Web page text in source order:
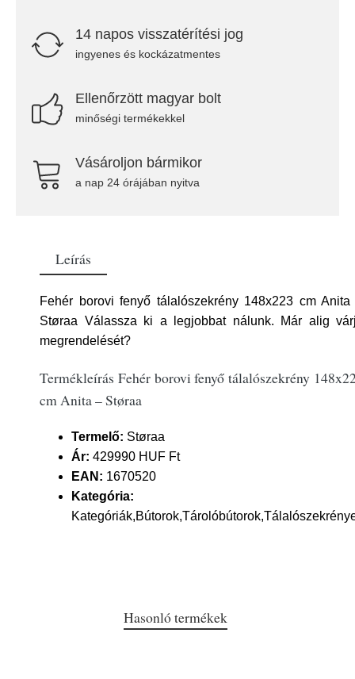
14 napos visszatérítési jog
ingyenes és kockázatmentes
Ellenőrzött magyar bolt
minőségi termékekkel
Vásároljon bármikor
a nap 24 órájában nyitva
Leírás
Fehér borovi fenyő tálalószekrény 148x223 cm Anita
Støraa Válassza ki a legjobbat nálunk. Már alig
megrendelését?
Termékleírás Fehér borovi fenyő tálalószekrény
cm Anita – Støraa
Termelő: Støraa
Ár: 429990 HUF Ft
EAN: 1670520
Kategória:
Hasonló termékek